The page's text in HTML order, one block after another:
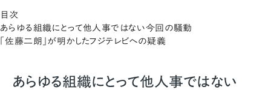
目次
あらゆる組織にとって他人事ではない今回の騒動
「佐藤二朗」が明かしたフジテレビへの疑義
あらゆる組織にとって他人事ではない